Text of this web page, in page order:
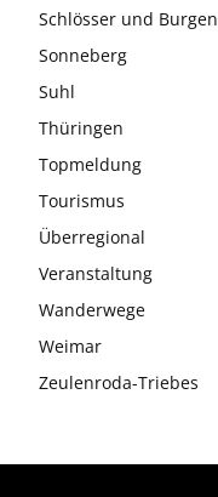
Schlösser und Burgen
Sonneberg
Suhl
Thüringen
Topmeldung
Tourismus
Überregional
Veranstaltung
Wanderwege
Weimar
Zeulenroda-Triebes